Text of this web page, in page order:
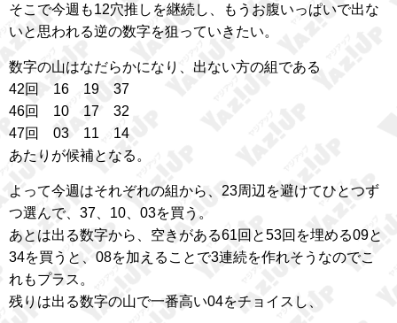
そこで今週も12穴推しを継続し、もうお腹いっぱいで出な
いと思われる逆の数字を狙っていきたい。
数字の山はなだらかになり、出ない方の組である
42回 16 19 37
46回 10 17 32
47回 03 11 14
あたりが候補となる。
よって今週はそれぞれの組から、23周辺を避けてひとつず
つ選んで、37、10、03を買う。
あとは出る数字から、空きがある61回と53回を埋める09と
34を買うと、08を加えることで3連続を作れそうなのでこ
れもプラス。
残りは出る数字の山で一番高い04をチョイスし、